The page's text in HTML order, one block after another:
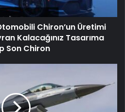
Chiron’un Üretimi
Kalacağınız Tasarıma
Son Chiron